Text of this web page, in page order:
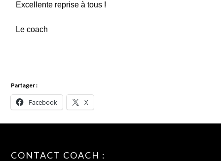
Excellente reprise à tous !
Le coach
Partager :
Facebook X
CONTACT COACH :